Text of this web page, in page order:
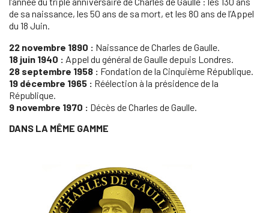
de sa naissance, les 50 ans de sa mort, et les 80 ans de l’Appel
du 18 Juin.
22 novembre 1890 : Naissance de Charles de Gaulle.
18 juin 1940 : Appel du général de Gaulle depuis Londres.
28 septembre 1958 : Fondation de la Cinquième République.
19 décembre 1965 : Réélection à la présidence de la
République.
9 novembre 1970 : Décès de Charles de Gaulle.
DANS LA MÊME GAMME